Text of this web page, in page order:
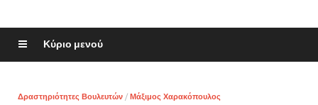
Κύριο μενού
Δραστηριότητες Βουλευτών / Μάξιμος Χαρακόπουλος